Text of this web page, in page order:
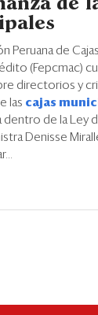
de
Peruana de
(Fepcmac)
directorios y
las cajas
dentro de la Ley
Denisse